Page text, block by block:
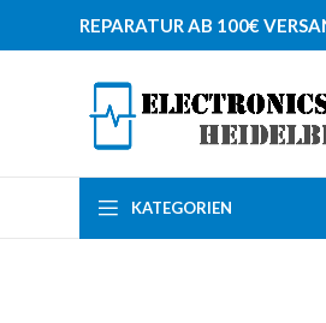
REPARATUR AB 100€
KATEGORIEN